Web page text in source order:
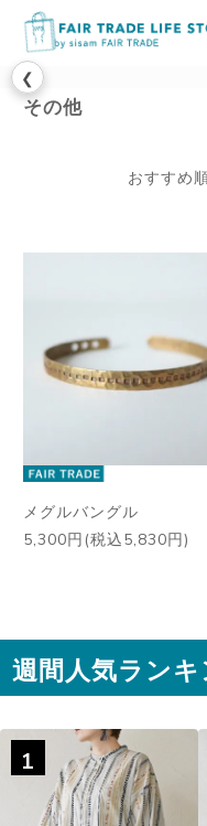
❮
その他
おすすめ
メグルバングル
5,300円(税込5,830円)
週間人気ラン
1